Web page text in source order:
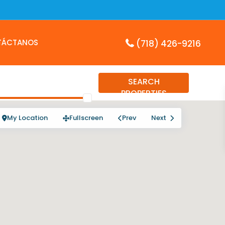
(718) 426-9216
SEARCH
PROPERTIES
My Location Fullscreen Prev Next